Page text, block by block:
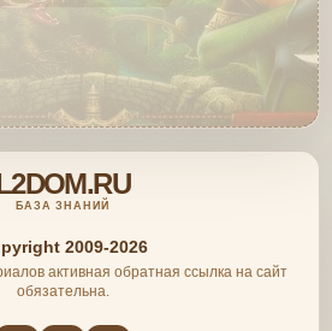
БАЗА ЗНАНИЙ
2009-2026
активная обратная ссылка на сайт
обязательна.